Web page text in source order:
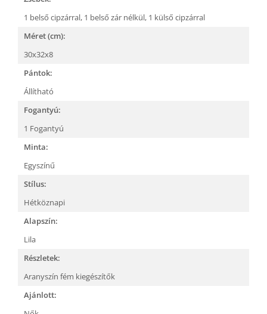
1 belső cipzárral, 1 belső zár nélkül, 1 külső cipzárral
Méret (cm):
30x32x8
Pántok:
Állítható
Fogantyú:
1 Fogantyú
Minta:
Egyszínű
Stílus:
Hétköznapi
Alapszín:
Lila
Részletek:
Aranyszín fém kiegészítők
Ajánlott: